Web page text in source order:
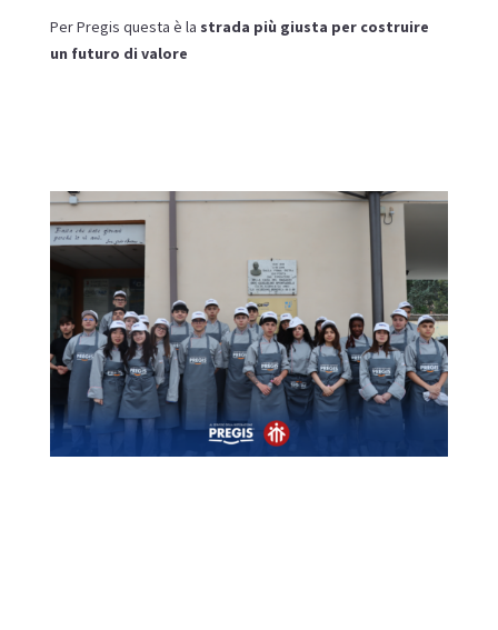
Per Pregis questa è la strada più giusta per costruire
un futuro di valore